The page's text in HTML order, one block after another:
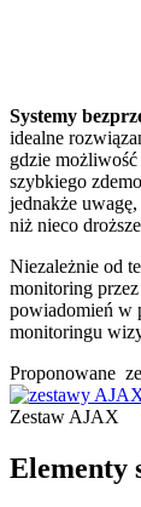
Systemy
idealne
gdzie
szybkiego
jednakże
niż nieco
Niezależnie od
monitoring
powiadomień w
monitoringu
Proponowane
Zestaw AJAX
Elementy